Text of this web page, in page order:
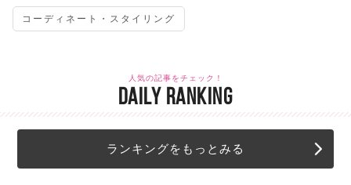
コーディネート・スタイリング
人気の記事をチェック！
DAILY RANKING
ランキングをもっとみる